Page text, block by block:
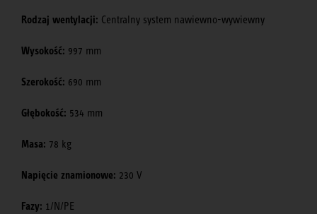
Rodzaj wentylacji: Centralny system nawiewno-wywiewny
Wysokość: 997 mm
Szerokość: 690 mm
Głębokość: 534 mm
Masa: 78 kg
Napięcie znamionowe: 230 V
Fazy: 1/N/PE